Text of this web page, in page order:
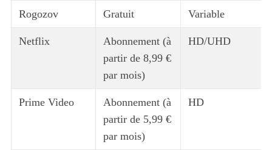
Rogozov Gratuit Variable
Netflix
Abonnement (à
partir de 8,99 €
par mois)
HD/UHD
Prime Video
Abonnement (à
partir de 5,99 €
par mois)
HD